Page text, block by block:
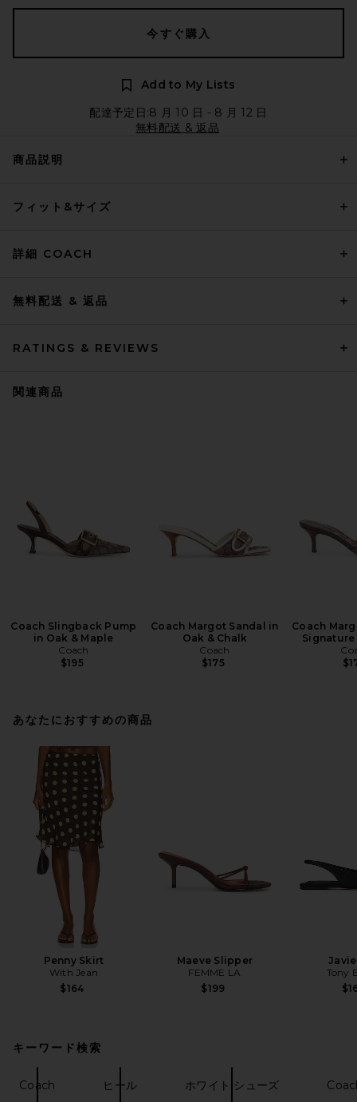
今すぐ購入
Add to My Lists
配達予定日:8 月 10 日 - 8 月 12 日
無料配送 & 返品
商品説明
フィット&サイズ
詳細 COACH
無料配送 & 返品
RATINGS & REVIEWS
関連商品
Coach Slingback Pump
in Oak & Maple
Coach
$195
Coach Margot Sandal in
Oak & Chalk
Coach
$175
Coach
あなたにおすすめの商品
Penny Skirt
With Jean
$164
Maeve Slipper
FEMME LA
$199
Tony
キーワード検索
Coach ヒール ホワイト シューズ